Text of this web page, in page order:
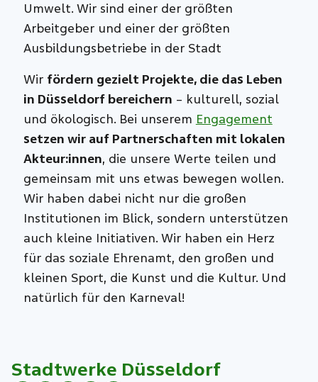
Umwelt. Wir sind einer der größten
Arbeitgeber und einer der größten
Ausbildungsbetriebe in der Stadt
Wir fördern gezielt Projekte, die das Leben
in Düsseldorf bereichern – kulturell, sozial
und ökologisch. Bei unserem Engagement
setzen wir auf Partnerschaften mit lokalen
Akteur:innen, die unsere Werte teilen und
gemeinsam mit uns etwas bewegen wollen.
Wir haben dabei nicht nur die großen
Institutionen im Blick, sondern unterstützen
auch kleine Initiativen. Wir haben ein Herz
für das soziale Ehrenamt, den großen und
kleinen Sport, die Kunst und die Kultur. Und
natürlich für den Karneval!
Stadtwerke Düsseldorf